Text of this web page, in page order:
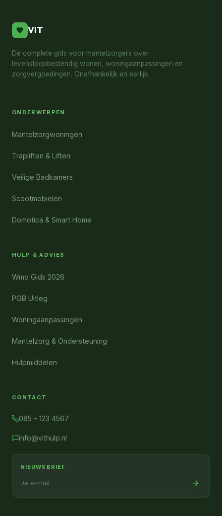
VIT
De complete gids voor mantelzorgers over
levensloopbestendig wonen, woningaanpassingen en
zorgvergoedingen. Onafhankelijk en eerlijk.
ONDERWERPEN
Mantelzorgwoningen
Trapliften & Liften
Veilige Badkamers
Scootmobielen
Domotica & Smart Home
HULP & ADVIES
Wmo Gids 2026
PGB Uitleg
Woningaanpassingen
Mantelzorg & Ondersteuning
Hulpmiddelen
CONTACT
085 - 123 4567
info@vithulp.nl
NIEUWSBRIEF